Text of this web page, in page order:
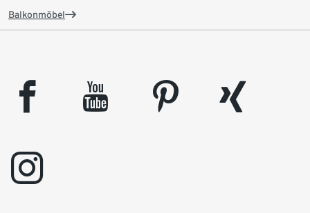
Balkonmöbel
facebook youtube pinterest
xing
instagram